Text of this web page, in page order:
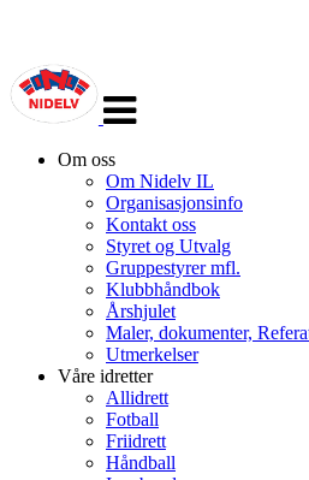
navigasjon
Om oss
Om Nidelv IL
Organisasjonsinfo
Kontakt oss
Styret og Utvalg
Gruppestyrer mfl.
Klubbhåndbok
Årshjulet
Maler, dokumenter,
Utmerkelser
Våre idretter
Allidrett
Fotball
Friidrett
Håndball